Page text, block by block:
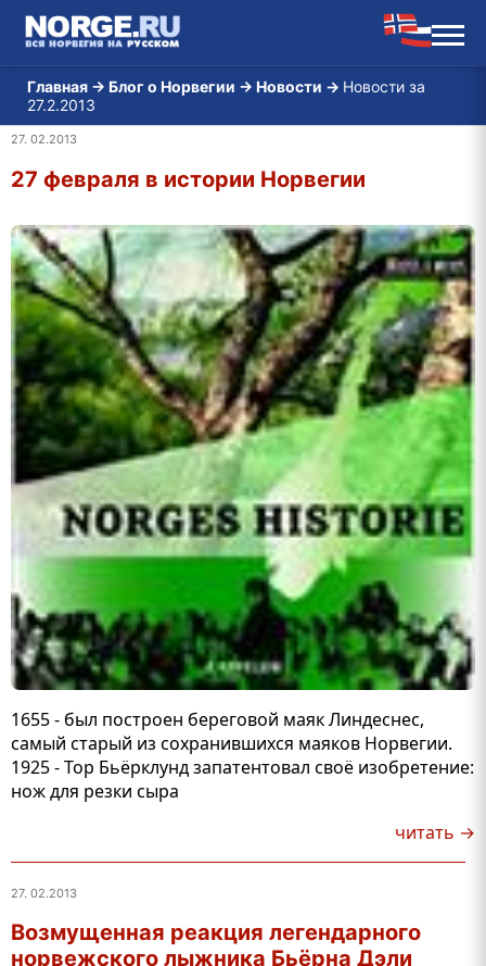
Главная → Блог о Норвегии → Новости → Новости за
27.2.2013
27. 02.2013
27 февраля в истории Норвегии
1655 - был построен береговой маяк Линдеснес,
самый старый из сохранившихся маяков Норвегии.
1925 - Тор Бьёрклунд запатентовал своё изобретение:
нож для резки сыра
читать →
27. 02.2013
Возмущенная реакция легендарного
норвежского лыжника Бьёрна Дэли